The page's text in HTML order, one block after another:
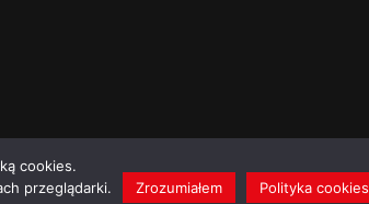
cookies.
przeglądarki.
Zrozumiałem Polityka cookies